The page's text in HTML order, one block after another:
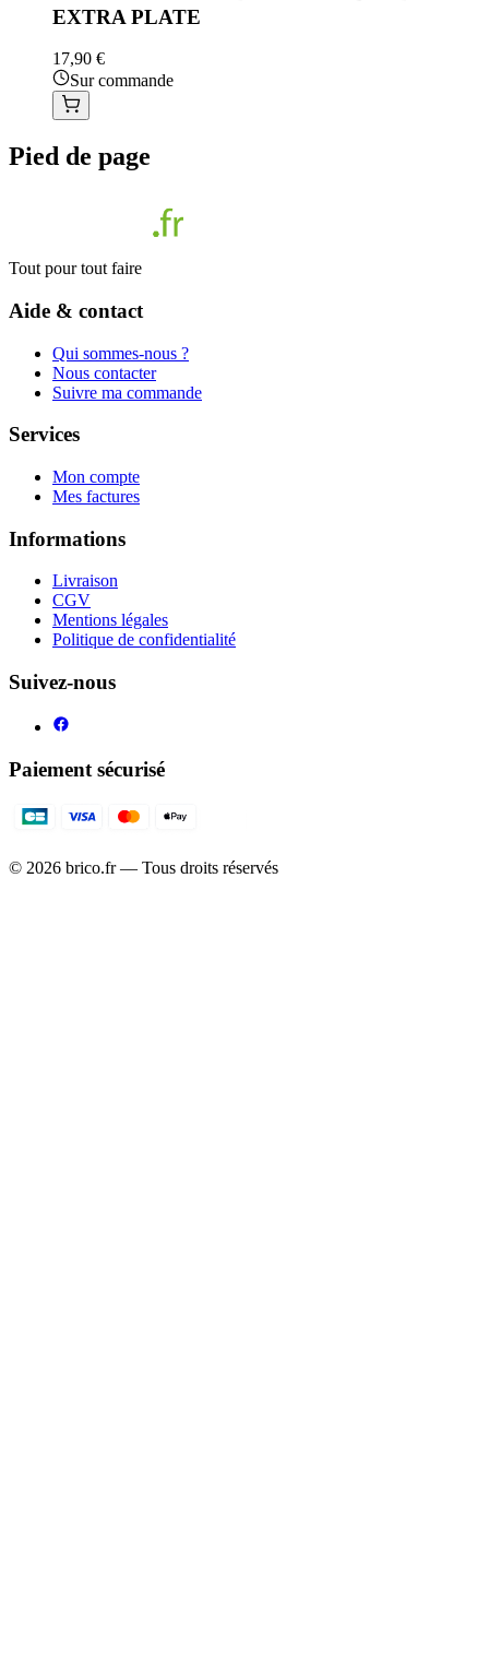
EXTRA PLATE
17,90 €
Sur commande
Pied de page
Tout pour tout faire
Aide & contact
Qui sommes-nous ?
Nous contacter
Suivre ma commande
Services
Mon compte
Mes factures
Informations
Livraison
CGV
Mentions légales
Politique de confidentialité
Suivez-nous
Paiement sécurisé
© 2026 brico.fr — Tous droits réservés